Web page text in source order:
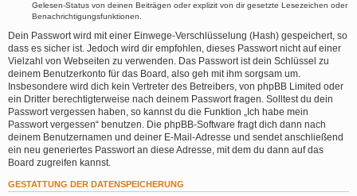
Gelesen-Status von deinen Beiträgen oder explizit von dir gesetzte Lesezeichen oder
Benachrichtigungsfunktionen.
Dein Passwort wird mit einer Einwege-Verschlüsselung (Hash) gespeichert, so
dass es sicher ist. Jedoch wird dir empfohlen, dieses Passwort nicht auf einer
Vielzahl von Webseiten zu verwenden. Das Passwort ist dein Schlüssel zu
deinem Benutzerkonto für das Board, also geh mit ihm sorgsam um.
Insbesondere wird dich kein Vertreter des Betreibers, von phpBB Limited oder
ein Dritter berechtigterweise nach deinem Passwort fragen. Solltest du dein
Passwort vergessen haben, so kannst du die Funktion „Ich habe mein
Passwort vergessen“ benutzen. Die phpBB-Software fragt dich dann nach
deinem Benutzernamen und deiner E-Mail-Adresse und sendet anschließend
ein neu generiertes Passwort an diese Adresse, mit dem du dann auf das
Board zugreifen kannst.
GESTATTUNG DER DATENSPEICHERUNG